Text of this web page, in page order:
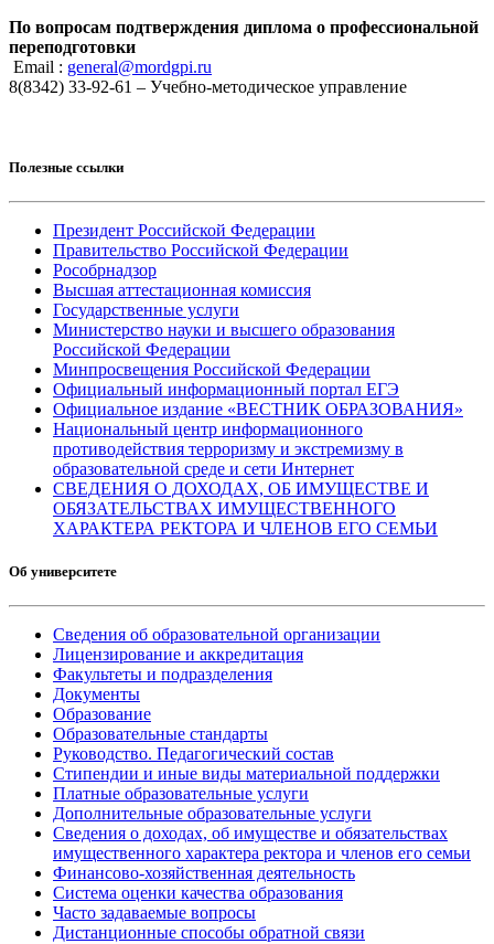
По вопросам подтверждения диплома о профессиональной
переподготовки
Email : general@mordgpi.ru
8(8342) 33-92-61 – Учебно-методическое управление
Полезные ссылки
Президент Российской Федерации
Правительство Российской Федерации
Рособрнадзор
Высшая аттестационная комиссия
Государственные услуги
Министерство науки и высшего образования
Российской Федерации
Минпросвещения Российской Федерации
Официальный информационный портал ЕГЭ
Официальное издание «ВЕСТНИК ОБРАЗОВАНИЯ»
Национальный центр информационного
противодействия терроризму и экстремизму в
образовательной среде и сети Интернет
СВЕДЕНИЯ О ДОХОДАХ, ОБ ИМУЩЕСТВЕ И
ОБЯЗАТЕЛЬСТВАХ ИМУЩЕСТВЕННОГО
ХАРАКТЕРА РЕКТОРА И ЧЛЕНОВ ЕГО СЕМЬИ
Об университете
Сведения об образовательной организации
Лицензирование и аккредитация
Факультеты и подразделения
Документы
Образование
Образовательные стандарты
Руководство. Педагогический состав
Стипендии и иные виды материальной поддержки
Платные образовательные услуги
Дополнительные образовательные услуги
Сведения о доходах, об имуществе и обязательствах
имущественного характера ректора и членов его семьи
Финансово-хозяйственная деятельность
Система оценки качества образования
Часто задаваемые вопросы
Дистанционные способы обратной связи